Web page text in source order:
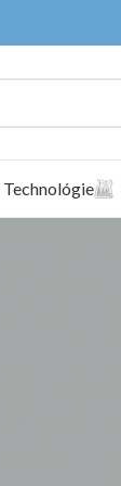
Technológie